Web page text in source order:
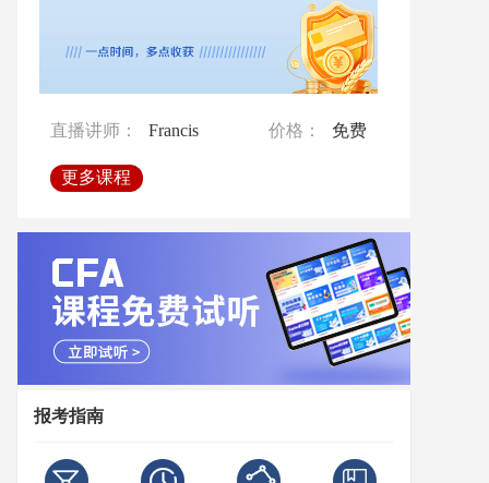
直播讲师： 价格： 免费
更多课程
直播讲师： 价格： 免费
更多课程
直播讲师： 孙老师 价格： 免费
更多课程
报考指南